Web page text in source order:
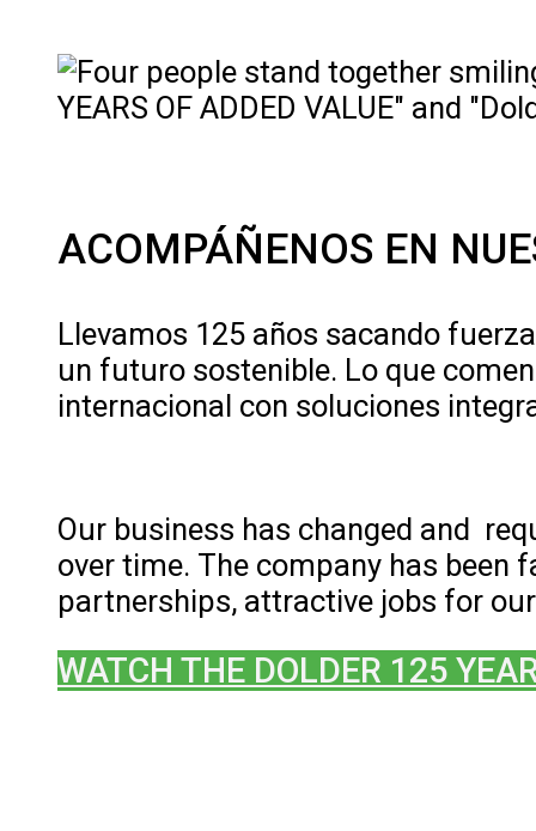
ACOMPÁÑENOS EN
Llevamos 125 años sacando
un futuro sostenible. Lo que
internacional con soluciones
Our business has changed and
over time. The company has been
partnerships, attractive jobs for
WATCH THE DOLDER 125